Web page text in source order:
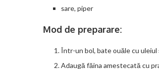
sare, piper
Mod de preparare:
Într-un bol, bate ouăle cu uleiul
Adaugă făina amestecată cu